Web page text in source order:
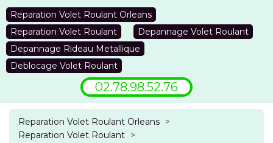
Reparation Volet Roulant Orleans
Reparation Volet Roulant
Depannage Volet Roulant
Depannage Rideau Metallique
Deblocage Volet Roulant
02.78.98.52.76
Reparation Volet Roulant Orleans >
Reparation Volet Roulant >